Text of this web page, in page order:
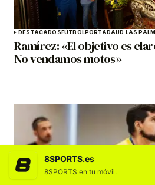
DESTACADOSFÚTBOLPORTADAUD LAS
Ramírez: «El objetivo es
No vendamos motos»
8SPORTS.es
8SPORTS en tu móvil.